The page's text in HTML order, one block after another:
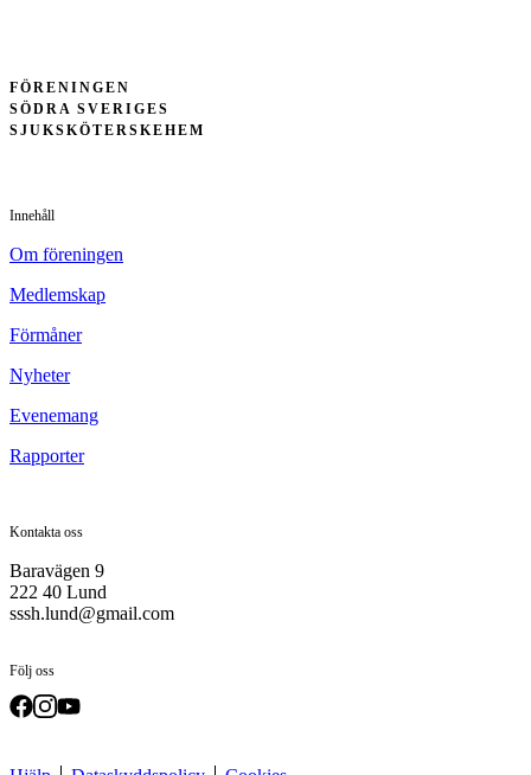
FÖRENINGEN
SÖDRA SVERIGES
SJUKSKÖTERSKEHEM
Innehåll
Om föreningen
Medlemskap
Förmåner
Nyheter
Evenemang
Rapporter
Kontakta oss
Baravägen 9
222 40 Lund
sssh.lund@gmail.com
Följ oss